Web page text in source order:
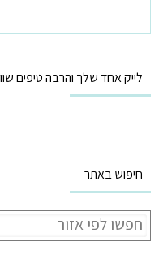
לייק אחד שלך והרבה טיפים
חיפוש באתר